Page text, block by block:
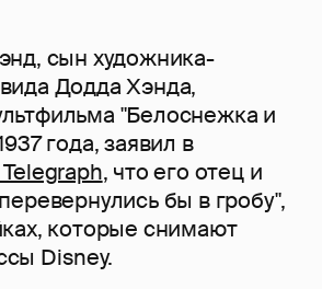
сын художника-
Додда Хэнда,
"Белоснежка и
года, заявил в
, что его отец и
бы в гробу",
которые снимают
Disney.